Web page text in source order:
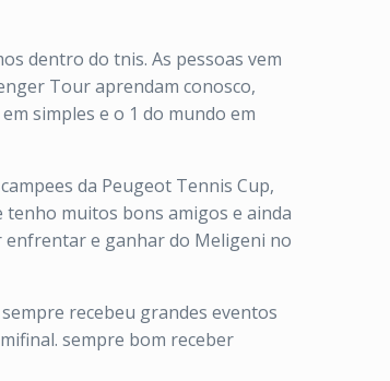
dentro do tnis. As pessoas vem
Tour aprendam conosco,
simples e o 1 do mundo em
da Peugeot Tennis Cup,
muitos bons amigos e ainda
enfrentar e ganhar do Meligeni no
recebeu grandes eventos
sempre bom receber